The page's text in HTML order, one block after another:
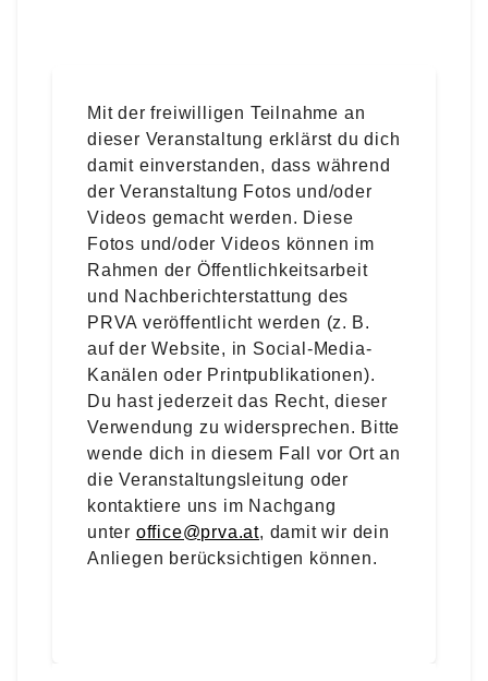
Mit der freiwilligen Teilnahme an
dieser Veranstaltung erklärst du dich
damit einverstanden, dass während
der Veranstaltung Fotos und/oder
Videos gemacht werden. Diese
Fotos und/oder Videos können im
Rahmen der Öffentlichkeitsarbeit
und Nachberichterstattung des
PRVA veröffentlicht werden (z. B.
auf der Website, in Social-Media-
Kanälen oder Printpublikationen).
Du hast jederzeit das Recht, dieser
Verwendung zu widersprechen. Bitte
wende dich in diesem Fall vor Ort an
die Veranstaltungsleitung oder
kontaktiere uns im Nachgang
unter office@prva.at, damit wir dein
Anliegen berücksichtigen können.